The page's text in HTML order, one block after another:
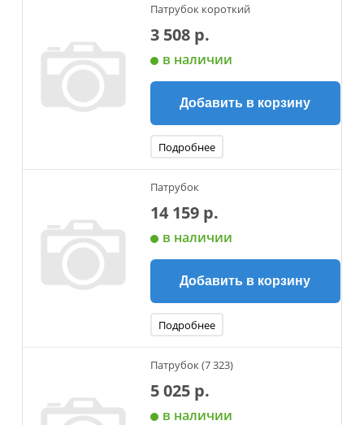
Патрубок короткий
3 508 р.
в наличии
Добавить в корзину
Подробнее
Патрубок
14 159 р.
в наличии
Добавить в корзину
Подробнее
Патрубок (7 323)
5 025 р.
в наличии